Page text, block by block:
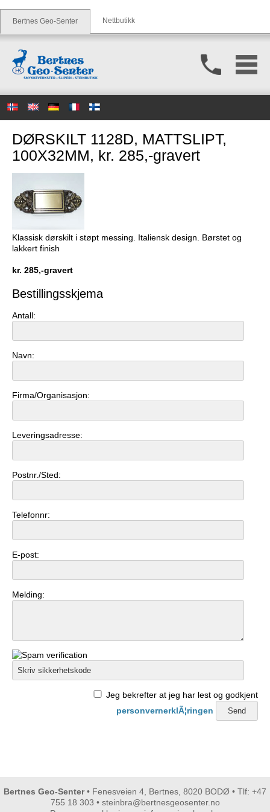
Bertnes Geo-Senter Nettbutikk
DØRSKILT 1128D, MATTSLIPT,
100X32MM, kr. 285,-gravert
Klassisk dørskilt i støpt messing. Italiensk design. Børstet og
lakkert finish
kr. 285,-gravert
Bestillingsskjema
Antall:
Navn:
Firma/Organisasjon:
Leveringsadresse:
Postnr./Sted:
Telefonnr:
E-post:
Melding:
Jeg bekrefter at jeg har lest og godkjent
personvernerklÃ¦ringen
Bertnes Geo-Senter• Fenesveien 4, Bertnes, 8020 BODØ • Tlf: +47
755 18 303 • steinbra@bertnesgeosenter.no